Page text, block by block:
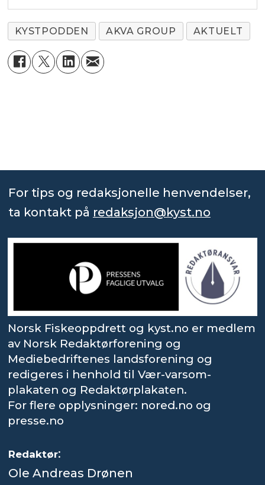
KYSTPODDEN AKVA GROUP AKTUELT
For tips og redaksjonelle henvendelser,
ta kontakt på redaksjon@kyst.no
Norsk Fiskeoppdrett og kyst.no er medlem
av Norsk Redaktørforening og
Mediebedriftenes landsforening og
redigeres i henhold til Vær-varsom-
plakaten og Redaktørplakaten.
For flere opplysninger: nored.no og
presse.no
Redaktør:
Ole Andreas Drønen